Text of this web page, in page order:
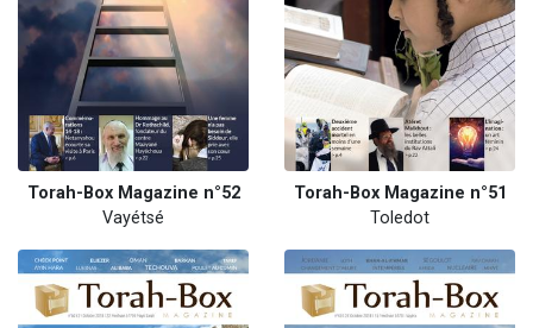
Torah-Box Magazine n°52
Vayétsé
Torah-Box Magazine n°51
Toledot